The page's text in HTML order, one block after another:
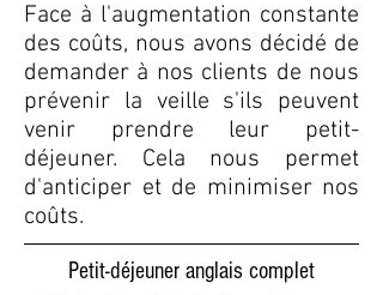
Face à l'augmentation constante
des coûts, nous avons décidé de
demander à nos clients de nous
prévenir la veille s'ils peuvent
venir prendre leur petit-
déjeuner. Cela nous permet
d'anticiper et de minimiser nos
coûts.
Petit-déjeuner anglais complet